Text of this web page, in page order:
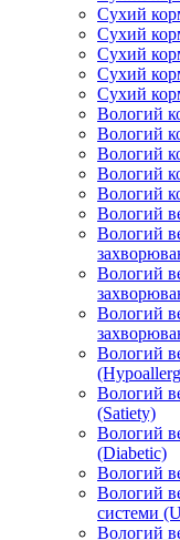
Сухий
Сухий
Сухий
Сухий
Сухий
Вологий
Вологий
Вологий
Вологий
Вологий
Вологий
Вологий
Вологий
Вологий
Вологий
Вологий
(Satiety)
Вологий
(Diabetic)
Вологий
Вологий
системи
Вологий